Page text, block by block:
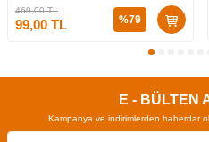
469,00TL
99,00 TL %79
E - BÜLTEN
Kampanya ve indirimlerden haberdar